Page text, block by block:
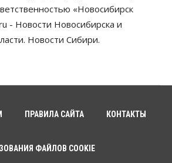
«Новосибирск
- Новости Новосибирска и
Новости Сибири.
ПРАВИЛА САЙТА КОНТАКТЫ
ФАЙЛОВ COOKIE